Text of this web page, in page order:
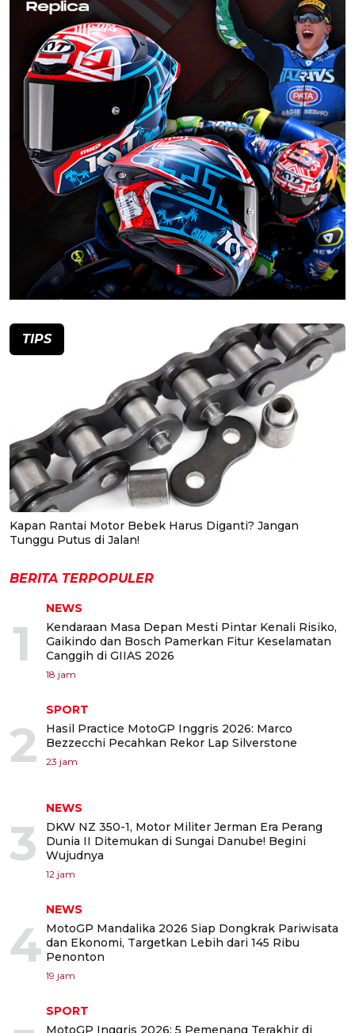
TIPS
Kapan Rantai Motor Bebek Harus Diganti? Jangan
Tunggu Putus di Jalan!
BERITA TERPOPULER
1
NEWS
Kendaraan Masa Depan Mesti Pintar Kenali Risiko,
Gaikindo dan Bosch Pamerkan Fitur Keselamatan
Canggih di GIIAS 2026
18 jam
2
SPORT
Hasil Practice MotoGP Inggris 2026: Marco
Bezzecchi Pecahkan Rekor Lap Silverstone
23 jam
3
NEWS
DKW NZ 350-1, Motor Militer Jerman Era Perang
Dunia II Ditemukan di Sungai Danube! Begini
Wujudnya
12 jam
4
NEWS
MotoGP Mandalika 2026 Siap Dongkrak Pariwisata
dan Ekonomi, Targetkan Lebih dari 145 Ribu
Penonton
19 jam
SPORT
MotoGP Inggris 2026: 5 Pemenang Terakhir di